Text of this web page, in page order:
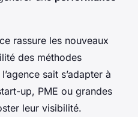
rassure les nouveaux
des méthodes
sait s’adapter à
up, PME ou grandes
leur visibilité.